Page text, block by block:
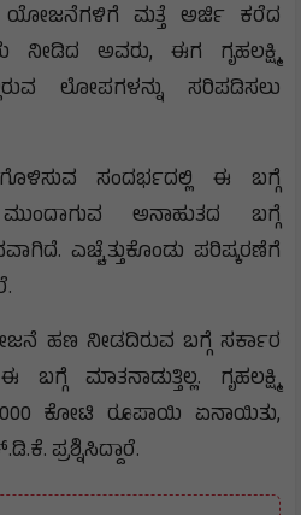
ಯೋಜನೆಗಳಿಗೆ ಮತ್ತೆ ಅರ್ಜಿ ಕರೆದ
ನೀಡಿದ ಅವರು, ಈಗ ಗೃಹಲಕ್ಷ್ಮಿ
ಲೋಪಗಳನ್ನು ಸರಿಪಡಿಸಲು
ಸಂದರ್ಭದಲ್ಲಿ ಈ ಬಗ್ಗೆ
ಅನಾಹುತದ ಬಗ್ಗೆ
ಎಚ್ಚೆತ್ತುಕೊಂಡು ಪರಿಷ್ಕರಣೆಗೆ
ಹಣ ನೀಡದಿರುವ ಬಗ್ಗೆ ಸರ್ಕಾರ
ಮಾತನಾಡುತ್ತಿಲ್ಲ. ಗೃಹಲಕ್ಷ್ಮಿ
ಕೋಟಿ ರೂಪಾಯಿ ಏನಾಯಿತು,
ಪ್ರಶ್ನಿಸಿದ್ದಾರೆ.